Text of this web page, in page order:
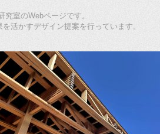
室のWebページです。
活かすデザイン提案を行っています。